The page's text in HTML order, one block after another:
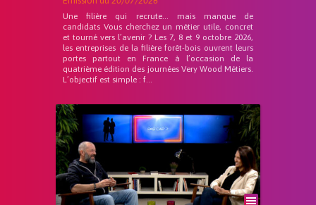
Une filière qui recrute… mais manque de
candidats Vous cherchez un métier utile, concret
et tourné vers l’avenir ? Les 7, 8 et 9 octobre 2026,
les entreprises de la filière forêt-bois ouvrent leurs
portes partout en France à l’occasion de la
quatrième édition des journées Very Wood Métiers.
L’objectif est simple : f...